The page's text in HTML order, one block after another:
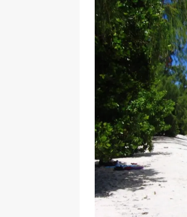
[ 17
UTILI
[ 14
[ 2
VIAGGI
[ 17
[ 19